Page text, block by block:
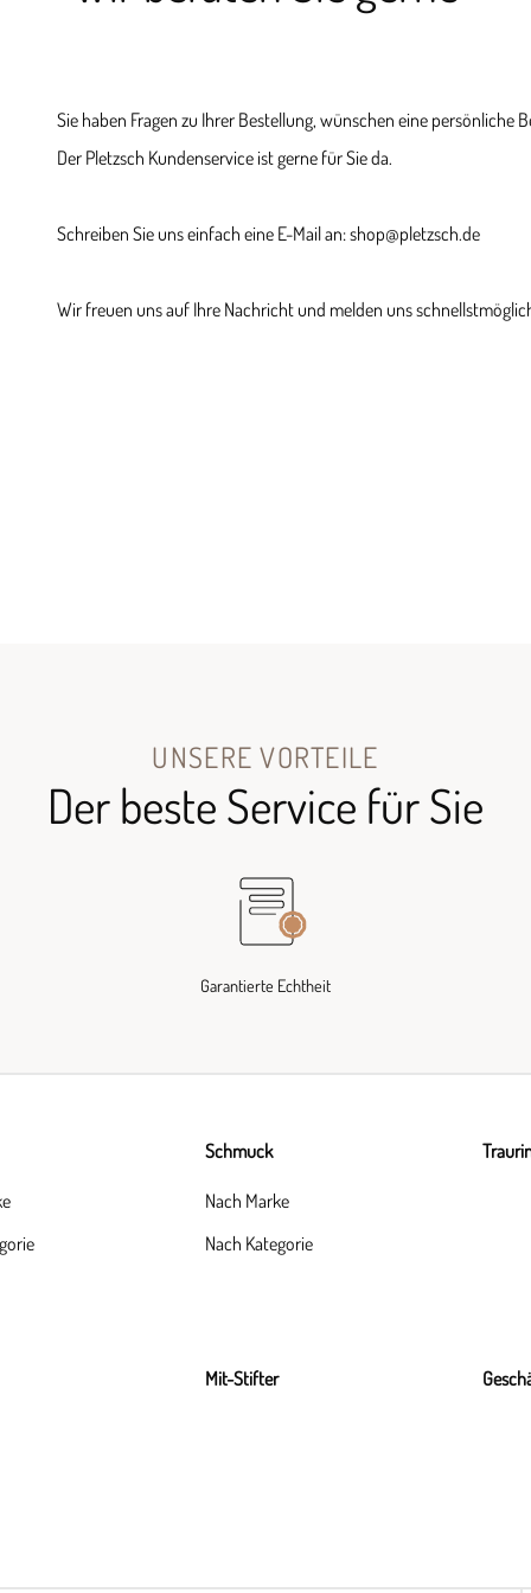
Sie haben Fragen zu Ihrer Bestellung, wünschen eine persönliche
Der Pletzsch Kundenservice ist gerne für Sie da.
Schreiben Sie uns einfach eine E-Mail an: shop@pletzsch.de
Wir freuen uns auf Ihre Nachricht und melden uns
UNSERE VORTEILE
Der beste Service für Sie
Garantierte Echtheit
Schmuck
Nach Marke
Nach Kategorie
Mit-Stifter